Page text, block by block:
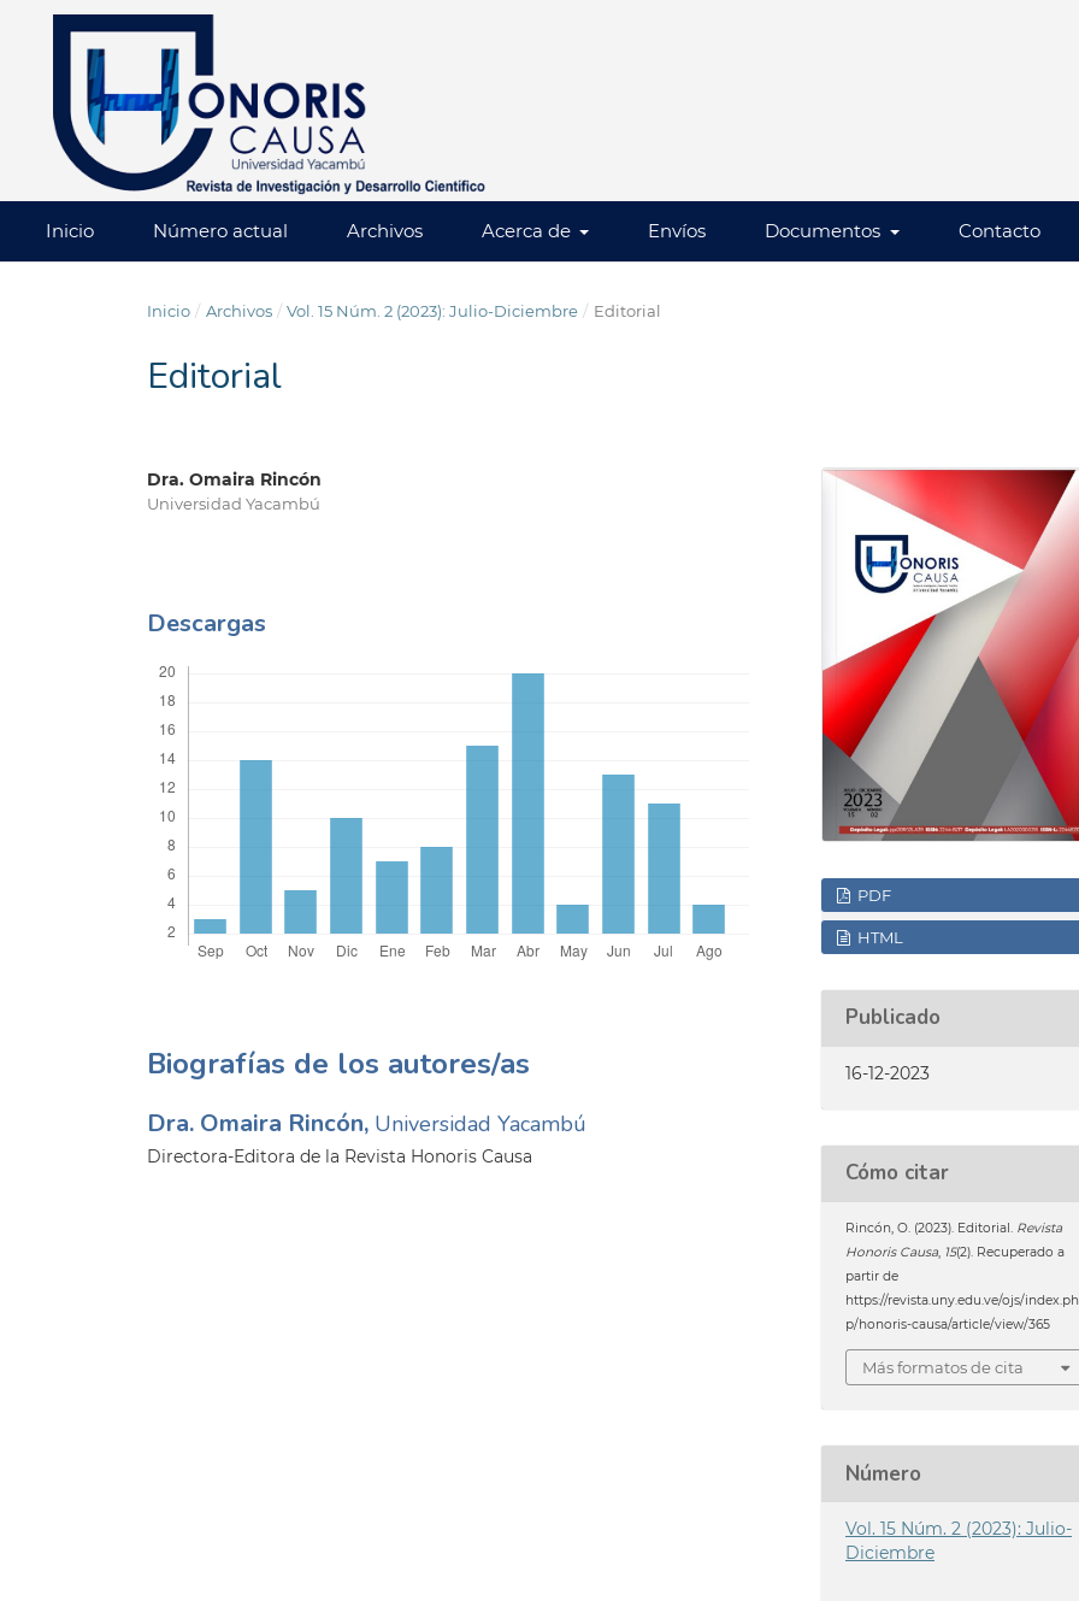
Inicio Número actual Archivos Acerca de Envíos Documentos Contacto
Inicio / Archivos / Vol. 15 Núm. 2 (2023): Julio-Diciembre / Editorial
Editorial
Dra. Omaira Rincón
Universidad Yacambú
Descargas
Biografías de los autores/as
Dra. Omaira Rincón, Universidad Yacambú
Directora-Editora de la Revista Honoris Causa
PDF
HTML
Publicado
16-12-2023
Cómo citar
Rincón, O. (2023). Editorial. Revista
Honoris Causa 15(2). Recuperado a
partir de
https://revista.uny.edu.ve/ojs/index.ph
p/honoris-causa/article/view/365
Más formatos de cita
Número
Vol. 15 Núm. 2 (2023): Julio-
Diciembre